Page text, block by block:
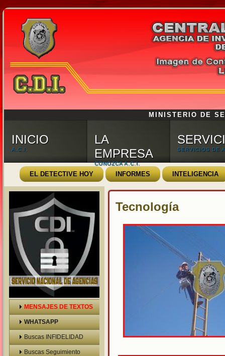
MINISTERIO DE
INICIO
A.C.I.
LA
EMPRESA
CONOZCA A.C.I.
SERVICIOS DE
EL DETECTIVE HOY INFORMES INTELIGENCIA
MENSAJES DE TEXTOS
WHATSAPP
Buscas INFIDELIDAD
Buscas Seguimiento
Tecnología